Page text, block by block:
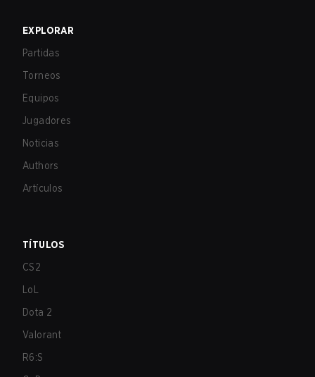
EXPLORAR
Partidas
Torneos
Equipos
Jugadores
Noticias
Authors
Artículos
TÍTULOS
CS2
LoL
Dota 2
Valorant
R6:S